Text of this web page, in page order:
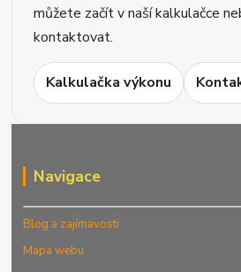
můžete začít v naší kalkulačce
kontaktovat.
Kalkulačka výkonu
Navigace
Blog a zajímavosti
Mapa webu